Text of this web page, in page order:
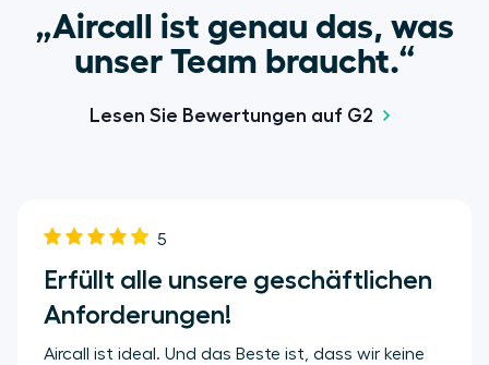
„Aircall ist genau das, was
unser Team braucht.“
Lesen Sie Bewertungen auf G2
5
Erfüllt alle unsere geschäftlichen
Anforderungen!
Aircall ist ideal. Und das Beste ist, dass wir keine